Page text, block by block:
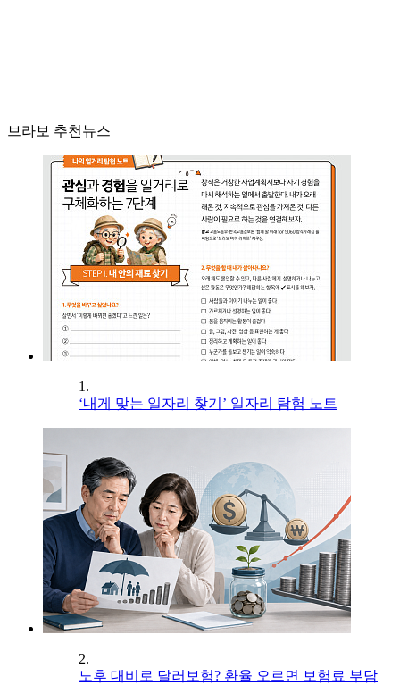
브라보 추천뉴스
1.
‘내게 맞는 일자리 찾기’ 일자리 탐험 노트
2.
노후 대비로 달러보험? 환율 오르면 보험료 부담